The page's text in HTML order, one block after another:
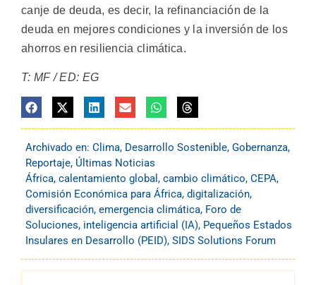
canje de deuda, es decir, la refinanciación de la
deuda en mejores condiciones y la inversión de los
ahorros en resiliencia climática.
T: MF / ED: EG
Archivado en: Clima, Desarrollo Sostenible, Gobernanza,
Reportaje, Últimas Noticias
África, calentamiento global , cambio climático, CEPA,
Comisión Económica para África, digitalización,
diversificación, emergencia climática, Foro de
Soluciones, inteligencia artificial (IA), Pequeños Estados
Insulares en Desarrollo (PEID), SIDS Solutions Forum